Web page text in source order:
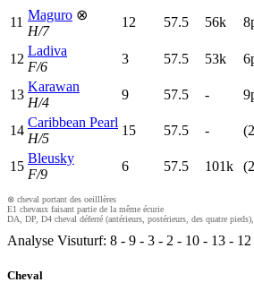
11 Maguro ⊗
H/7
12 57.5 56k 8
12
Ladiva
F/6
3 57.5 53k 6
13
Karawan
H/4
9 57.5 - 9
14
Caribbean Pearl
H/5
15 57.5 -
15
Bleusky
F/9
6 57.5 101k
⊗ cheval portant des oeilllères
E1 chevaux faisant partie de la même écurie
DA, DP, D4 cheval déferré (antérieurs, postérieurs, des quatre
Analyse Visuturf: 8 - 9 - 3 - 2 - 10 - 13 - 12
Cheval